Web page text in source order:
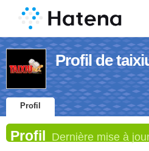
Profil de
Profil
Profil Dernière mise à